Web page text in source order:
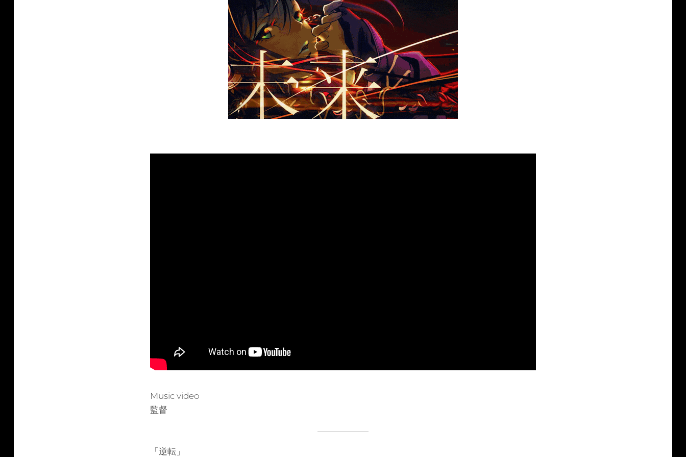
Music video
監督
「逆転」